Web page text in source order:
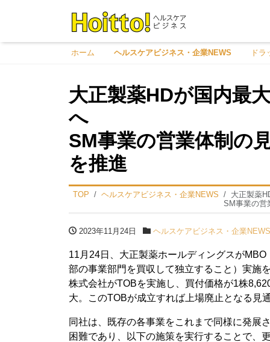
ホーム ヘルスケアビジネス・企業NEWS ド
大正製薬HDが国内最
へ
SM事業の営業体制の
を推進
TOP ヘルスケアビジネス・企業NEWS
大正製薬
SM事業の営
2023年11月24日 ヘルスケアビジネス・企業NEWS
11月24日、大正製薬ホールディングスが
部の事業部門を買収して独立すること）実施
株式会社がTOBを実施し、買付価格が1株
大。このTOBが成立すれば上場廃止となる見
同社は、既存の各事業をこれまで同様に発展
困難であり、以下の施策を実行することで、